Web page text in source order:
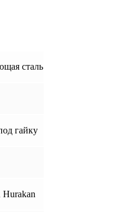
сталь
гайку
Hurakan